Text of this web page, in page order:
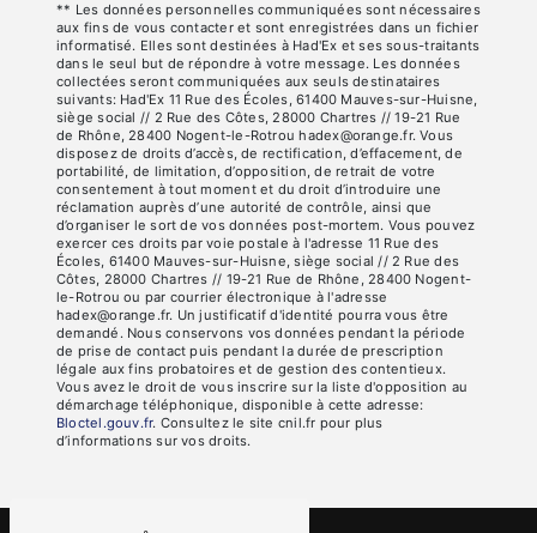
** Les données personnelles communiquées sont nécessaires
aux fins de vous contacter et sont enregistrées dans un fichier
informatisé. Elles sont destinées à Had'Ex et ses sous-traitants
dans le seul but de répondre à votre message. Les données
collectées seront communiquées aux seuls destinataires
suivants: Had'Ex 11 Rue des Écoles, 61400 Mauves-sur-Huisne,
siège social // 2 Rue des Côtes, 28000 Chartres // 19-21 Rue
de Rhône, 28400 Nogent-le-Rotrou hadex@orange.fr. Vous
disposez de droits d’accès, de rectification, d’effacement, de
portabilité, de limitation, d’opposition, de retrait de votre
consentement à tout moment et du droit d’introduire une
réclamation auprès d’une autorité de contrôle, ainsi que
d’organiser le sort de vos données post-mortem. Vous pouvez
exercer ces droits par voie postale à l'adresse 11 Rue des
Écoles, 61400 Mauves-sur-Huisne, siège social // 2 Rue des
Côtes, 28000 Chartres // 19-21 Rue de Rhône, 28400 Nogent-
le-Rotrou ou par courrier électronique à l'adresse
hadex@orange.fr. Un justificatif d'identité pourra vous être
demandé. Nous conservons vos données pendant la période
de prise de contact puis pendant la durée de prescription
légale aux fins probatoires et de gestion des contentieux.
Vous avez le droit de vous inscrire sur la liste d'opposition au
démarchage téléphonique, disponible à cette adresse:
Bloctel.gouv.fr. Consultez le site cnil.fr pour plus
d’informations sur vos droits.